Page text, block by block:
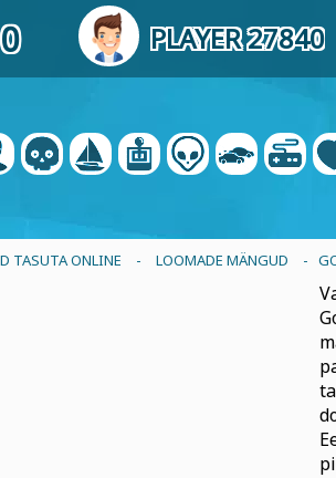
0 PLAYER 27840
TASUTA ONLINE - LOOMADE MÄNGUD -